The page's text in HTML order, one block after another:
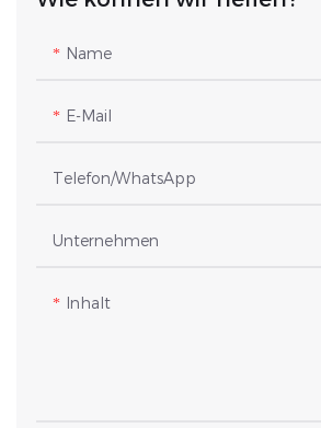
Name
E-Mail
Telefon/WhatsApp
Unternehmen
Inhalt